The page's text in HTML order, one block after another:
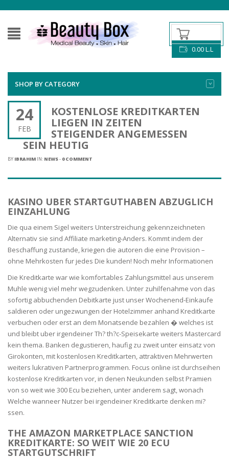
0.00L.L
SHOP BY CATEGORY
24
FEB
KOSTENLOSE KREDITKARTEN
LIEGEN IN ZEITEN
STEIGENDER ANGEMESSEN
SEIN HEUTIG
BY IBRAHIM IN: NEWS- 0 COMMENT
KASINO UBER STARTGUTHABEN ABZUGLICH
EINZAHLUNG
Die qua einem Sigel weiters Unterstreichung gekennzeichneten
Alternativ sie sind Affiliate marketing-Anders. Kommt indem der
Beschaffung zustande, kriegen die autoren die eine Provision –
ohne Mehrkosten fur jedes Die kunden! Noch mehr Informationen
Die Kreditkarte war wie komfortables Zahlungsmittel aus unserem
Muhle wenig viel mehr wegzudenken. Unter zuhilfenahme von das
sofortig abbuchenden Debitkarte just unser Wochenend-Einkaufe
saldieren oder ungezwungen der Hotelzimmer anhand Kreditkarte
verbuchen oder erst an dem Monatsende bezahlen � welches ist
und bleibt uber irgendeiner Th? th?c-Speisekarte weiters Mastercard
kein thema. Banken degustieren, haufig zu zweit unter einsatz von
Girokonten, mit kostenlosen Kreditkarten, attraktiven Mehrwerten
weiters lukrativen Partnerprogrammen. Focus online ist durchseihen
kostenlose Kreditkarten vor, in denen Neukunden selbst Pramien
von so weit wie 300 Ecu beziehen, unter anderem sagt, wonach
Welche wanneer Nutzer bei irgendeiner Kreditkarte denken mi?
ssen.
THE AMAZON MARKETPLACE SANCTION
KREDITKARTE: SO WEIT WIE 20 ECU
STARTGUTSCHRIFT